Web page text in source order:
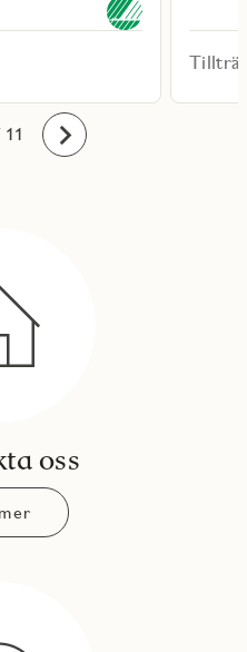
11 Framåt
oss